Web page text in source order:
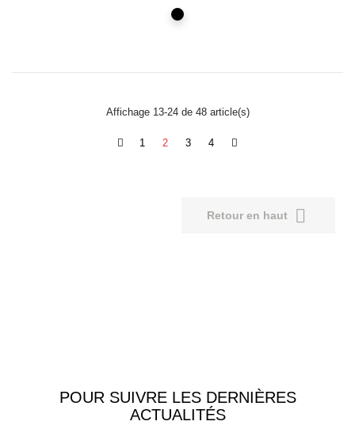
Noir
Affichage 13-24 de 48 article(s)
1 2 3 4
Retour en haut 
POUR SUIVRE LES DERNIÈRES
ACTUALITÉS